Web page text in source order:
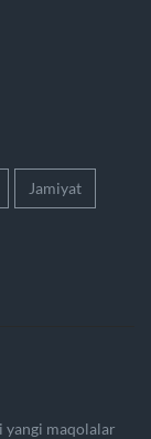
Jamiyat
yangi maqolalar